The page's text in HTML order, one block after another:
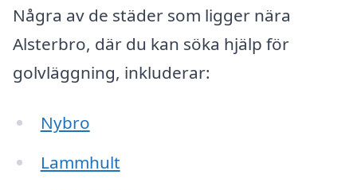
Några av de städer som ligger nära
Alsterbro, där du kan söka hjälp för
golvläggning, inkluderar:
Nybro
Lammhult